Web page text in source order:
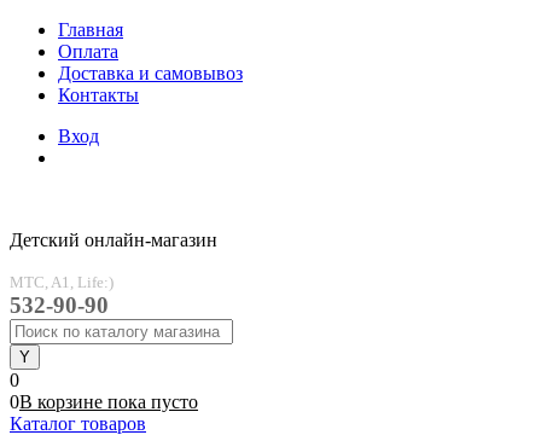
Главная
Оплата
Доставка и самовывоз
Контакты
Вход
Детский онлайн-магазин
MTC, A1, Life:)
532-90-90
0
0В корзине пока пусто
Каталог товаров